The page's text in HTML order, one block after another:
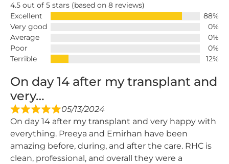
4.5 out of 5 stars (based on 8 reviews)
Excellent
88%
Very good
0%
Average
0%
Poor
0%
Terrible
12%
On day 14 after my transplant and
very…
05/13/2024
On day 14 after my transplant and very happy with
everything. Preeya and Emirhan have been
amazing before, during, and after the care. RHC is
clean, professional, and overall they were a